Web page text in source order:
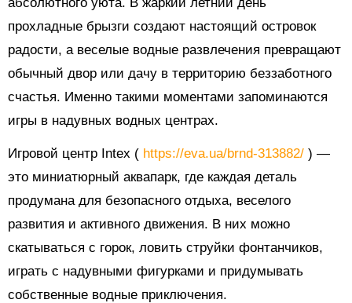
прохладные брызги создают настоящий островок
радости, а веселые водные развлечения превращают
обычный двор или дачу в территорию беззаботного
счастья. Именно такими моментами запоминаются
игры в надувных водных центрах.
Игровой центр Intex ( https://eva.ua/brnd-313882/ ) —
это миниатюрный аквапарк, где каждая деталь
продумана для безопасного отдыха, веселого
развития и активного движения. В них можно
скатываться с горок, ловить струйки фонтанчиков,
играть с надувными фигурками и придумывать
собственные водные приключения.